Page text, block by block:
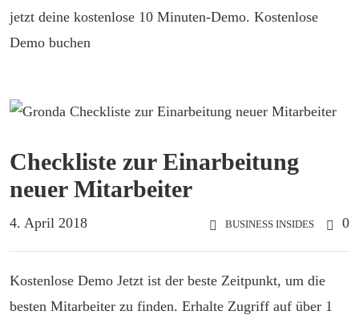
jetzt deine kostenlose 10 Minuten-Demo. Kostenlose
Demo buchen
Checkliste zur Einarbeitung
neuer Mitarbeiter
4. April 2018 BUSINESS INSIDES 0
Kostenlose Demo Jetzt ist der beste Zeitpunkt, um die
besten Mitarbeiter zu finden. Erhalte Zugriff auf über 1